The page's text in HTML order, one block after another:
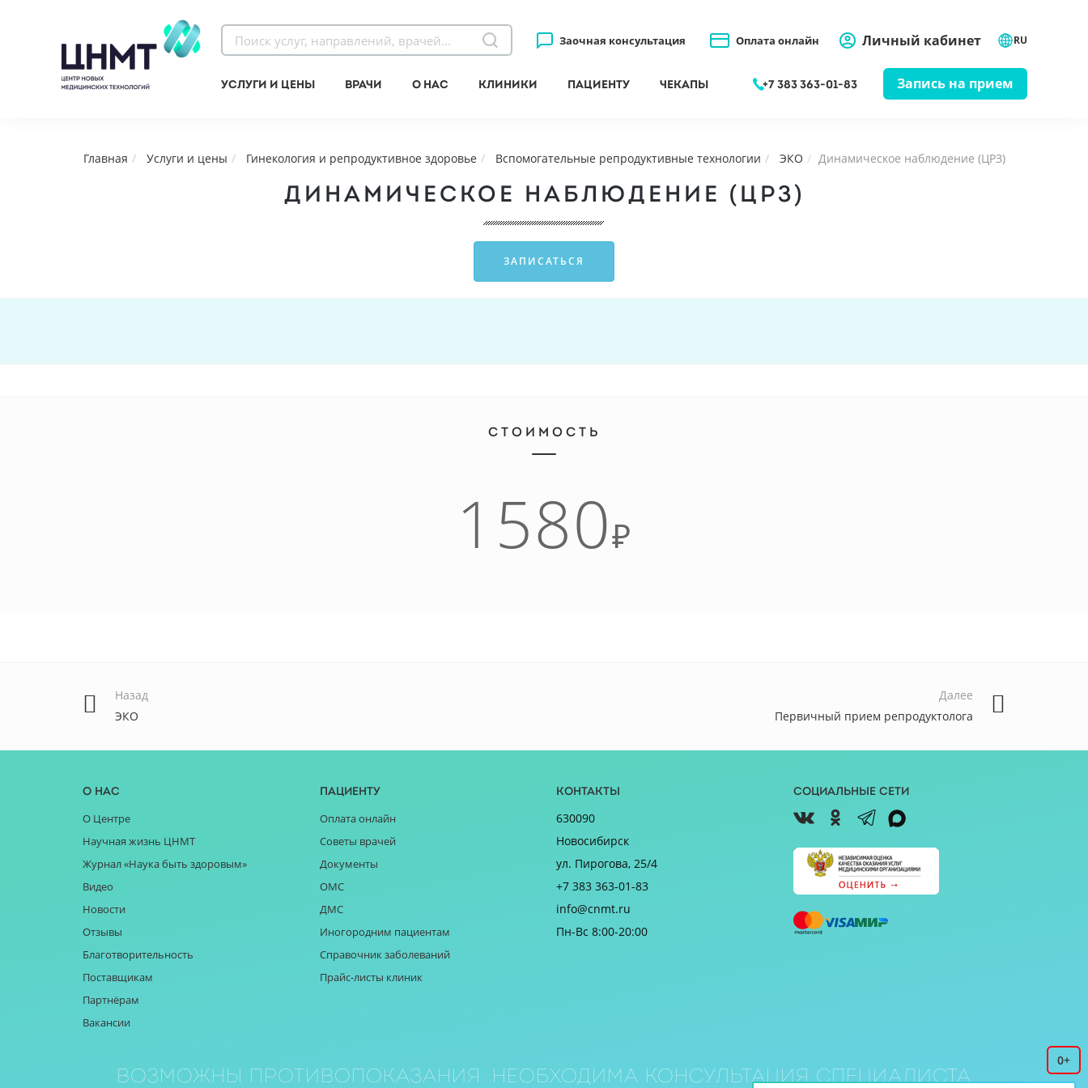
Заочная консультация Оплата онлайн Личный кабинет RU
Услуги и цены Врачи О нас Клиники Пациенту Чекапы +7 383 363-01-83 Запись на прием
Главная Услуги и цены Гинекология и репродуктивное здоровье Вспомогательные репродуктивные технологии ЭКО Динамическое наблюдение (ЦРЗ)
ДИНАМИЧЕСКОЕ НАБЛЮДЕНИЕ (ЦРЗ)
ЗАПИСАТЬСЯ
СТОИМОСТЬ
1580₽
Назад
ЭКО
Далее
Первичный прием репродуктолога
О нас
О Центре
Научная жизнь ЦНМТ
Журнал «Наука быть здоровым»
Видео
Новости
Отзывы
Благотворительность
Поставщикам
Партнёрам
Вакансии
Пациенту
Оплата онлайн
Советы врачей
Документы
ОМС
ДМС
Иногородним пациентам
Справочник заболеваний
Прайс-листы клиник
Контакты
630090
Новосибирск
ул. Пирогова, 25/4
+7 383 363-01-83
info@cnmt.ru
Пн-Вс 8:00-20:00
Социальные сети
0+
Возможны противопоказания. Необходима консультация специалиста